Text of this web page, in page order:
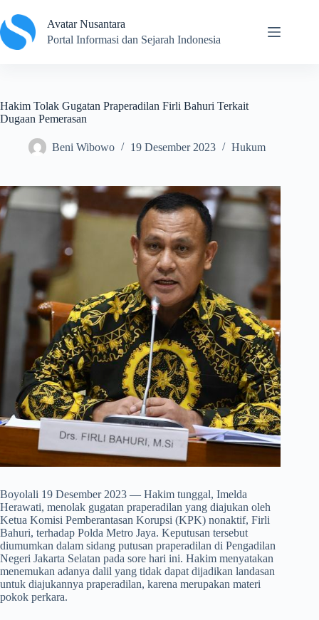
to
content
Avatar Nusantara
Portal Informasi dan Sejarah Indonesia
Hakim Tolak Gugatan Praperadilan Firli Bahuri Terkait
Dugaan Pemerasan
Beni Wibowo 19 Desember 2023 Hukum
Boyolali 19 Desember 2023 — Hakim tunggal, Imelda
Herawati, menolak gugatan praperadilan yang diajukan oleh
Ketua Komisi Pemberantasan Korupsi (KPK) nonaktif, Firli
Bahuri, terhadap Polda Metro Jaya. Keputusan tersebut
diumumkan dalam sidang putusan praperadilan di Pengadilan
Negeri Jakarta Selatan pada sore hari ini. Hakim menyatakan
menemukan adanya dalil yang tidak dapat dijadikan landasan
untuk diajukannya praperadilan, karena merupakan materi
pokok perkara.